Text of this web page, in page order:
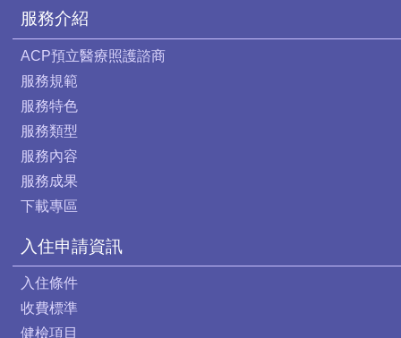
服務介紹
ACP預立醫療照護諮商
服務規範
服務特色
服務類型
服務內容
服務成果
下載專區
入住申請資訊
入住條件
收費標準
健檢項目